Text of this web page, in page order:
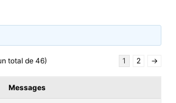
total de 46) 1 2 →
Messages